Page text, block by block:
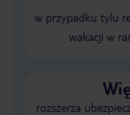
w przypadku tylu
wakacji w
rozszerza